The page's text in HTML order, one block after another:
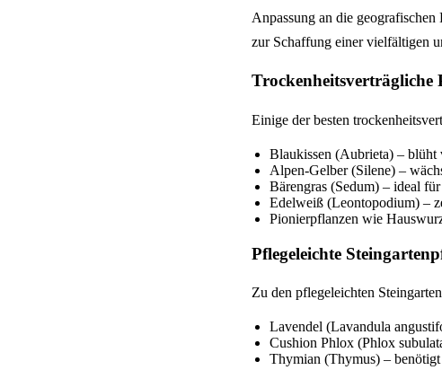
Anpassung an die
zur Schaffung einer vielfältigen
Trockenheitsverträgliche
Einige der besten
Blaukissen (Aubrieta) –
Alpen-Gelber (Silene) –
Bärengras (Sedum) – ideal
Edelweiß (Leontopodium) –
Pionierpflanzen wie
Pflegeleichte
Zu den pflegeleichten
Lavendel (Lavandula
Cushion Phlox (Phlox
Thymian (Thymus) –